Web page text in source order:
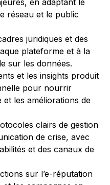
en adaptant le
réseau et le public
juridiques et des
plateforme et à la
sur les données.
et les insights produit
pour nourrir
et les améliorations de
clairs de gestion
de crise, avec
et des canaux de
sur l’e-réputation